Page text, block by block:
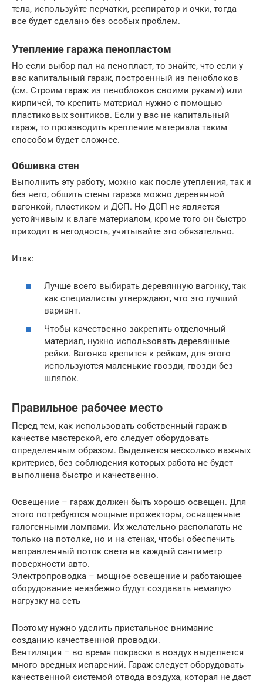
тела, используйте перчатки, респиратор и очки, тогда
все будет сделано без особых проблем.
Утепление гаража пенопластом
Но если выбор пал на пенопласт, то знайте, что если у
вас капитальный гараж, построенный из пеноблоков
(см. Строим гараж из пеноблоков своими руками) или
кирпичей, то крепить материал нужно с помощью
пластиковых зонтиков. Если у вас не капитальный
гараж, то производить крепление материала таким
способом будет сложнее.
Обшивка стен
Выполнить эту работу, можно как после утепления, так и
без него, обшить стены гаража можно деревянной
вагонкой, пластиком и ДСП. Но ДСП не является
устойчивым к влаге материалом, кроме того он быстро
приходит в негодность, учитывайте это обязательно.
Итак:
Лучше всего выбирать деревянную вагонку, так
как специалисты утверждают, что это лучший
вариант.
Чтобы качественно закрепить отделочный
материал, нужно использовать деревянные
рейки. Вагонка крепится к рейкам, для этого
используются маленькие гвозди, гвозди без
шляпок.
Правильное рабочее место
Перед тем, как использовать собственный гараж в
качестве мастерской, его следует оборудовать
определенным образом. Выделяется несколько важных
критериев, без соблюдения которых работа не будет
выполнена быстро и качественно.
Освещение – гараж должен быть хорошо освещен. Для
этого потребуются мощные прожекторы, оснащенные
галогенными лампами. Их желательно располагать не
только на потолке, но и на стенах, чтобы обеспечить
направленный поток света на каждый сантиметр
поверхности авто.
Электропроводка – мощное освещение и работающее
оборудование неизбежно будут создавать немалую
нагрузку на сеть
Поэтому нужно уделить пристальное внимание
созданию качественной проводки.
Вентиляция – во время покраски в воздух выделяется
много вредных испарений. Гараж следует оборудовать
качественной системой отвода воздуха, которая не даст